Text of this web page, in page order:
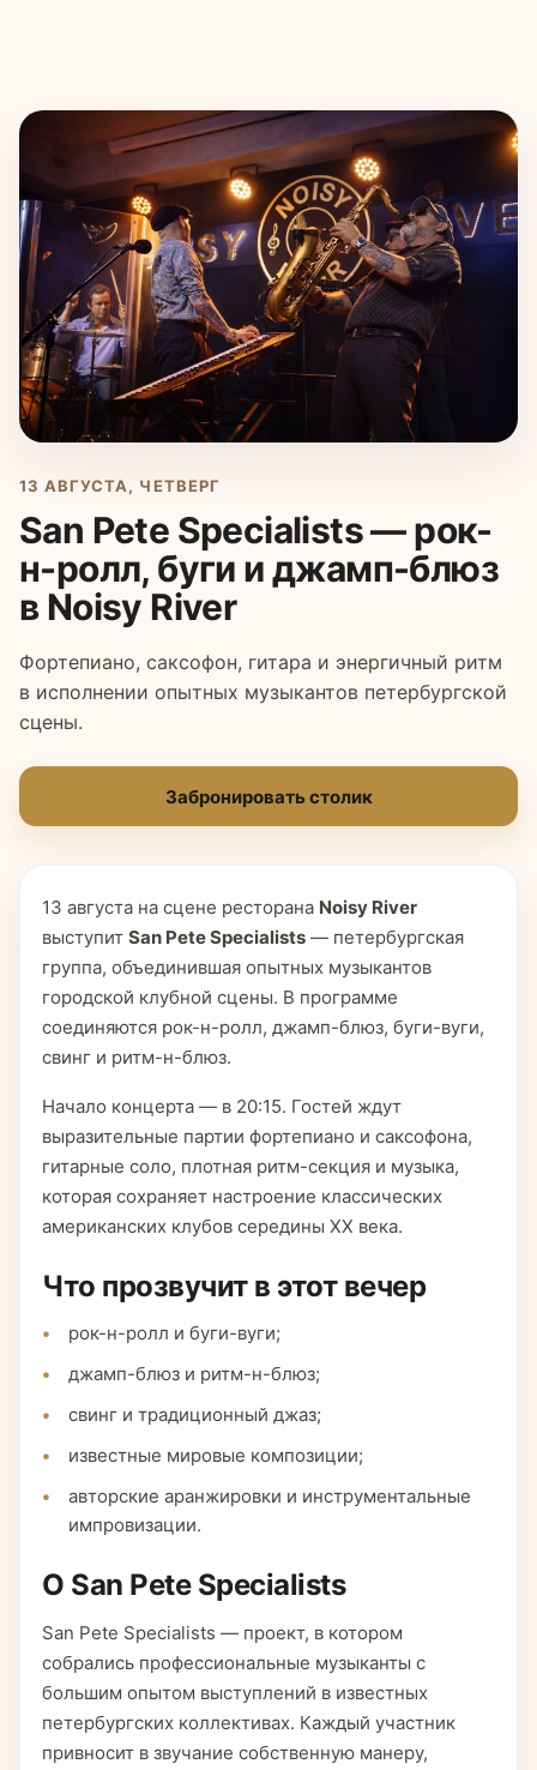
13 АВГУСТА, ЧЕТВЕРГ
San Pete Specialists — рок-
н-ролл, буги и джамп-блюз
в Noisy River
Фортепиано, саксофон, гитара и энергичный ритм
в исполнении опытных музыкантов петербургской
сцены.
Забронировать столик
13 августа на сцене ресторана Noisy River
выступит San Pete Specialists — петербургская
группа, объединившая опытных музыкантов
городской клубной сцены. В программе
соединяются рок-н-ролл, джамп-блюз, буги-вуги,
свинг и ритм-н-блюз.
Начало концерта — в 20:15. Гостей ждут
выразительные партии фортепиано и саксофона,
гитарные соло, плотная ритм-секция и музыка,
которая сохраняет настроение классических
американских клубов середины XX века.
Что прозвучит в этот вечер
рок-н-ролл и буги-вуги;
джамп-блюз и ритм-н-блюз;
свинг и традиционный джаз;
известные мировые композиции;
авторские аранжировки и инструментальные
импровизации.
О San Pete Specialists
San Pete Specialists — проект, в котором
собрались профессиональные музыканты с
большим опытом выступлений в известных
петербургских коллективах. Каждый участник
привносит в звучание собственную манеру,